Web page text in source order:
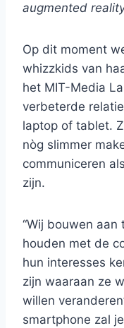
augmented
Op dit moment
whizzkids van
het MIT-Media
verbeterde
laptop of tablet.
nòg slimmer
communiceren
zijn.
“Wij bouwen
houden met de
hun interesses
zijn waaraan ze
willen
smartphone zal